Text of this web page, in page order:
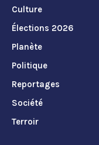
Culture
Élections 2026
Planète
Politique
Reportages
Société
Terroir